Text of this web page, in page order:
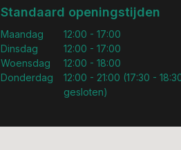
Standaard openingstijden
Maandag
Dinsdag
Woensdag
Donderdag
12:00 - 17:00
12:00 - 17:00
12:00 - 18:00
12:00 - 21:00 (17:30 -
gesloten)